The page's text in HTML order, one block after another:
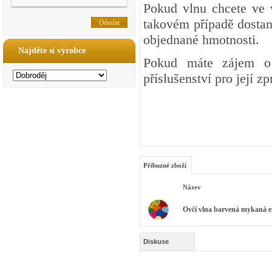
Najděte si výrobce
Pokud vlnu chcete
takovém případě
objednané hmotnosti.
Pokud máte zájem
příslušenství pro její
Příbuzné zboží
Název
Ovčí vlna barvená mykaná
Diskuse